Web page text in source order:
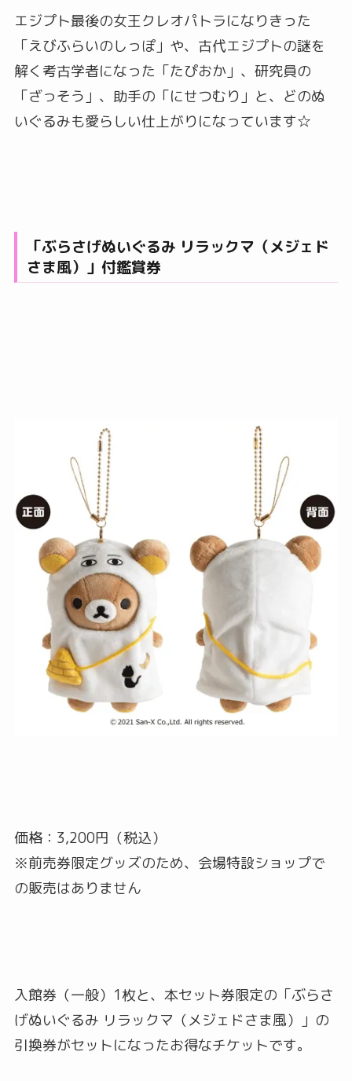
エジプト最後の女王クレオパトラになりきった
「えびふらいのしっぽ」や、古代エジプトの謎を
解く考古学者になった「たぴおか」、研究員の
「ざっそう」、助手の「にせつむり」と、どのぬ
いぐるみも愛らしい仕上がりになっています☆
「ぶらさげぬいぐるみ リラックマ（メジェド
さま風）」付鑑賞券
価格：3,200円（税込）
※前売券限定グッズのため、会場特設ショップで
の販売はありません
入館券（一般）1枚と、本セット券限定の「ぶらさ
げぬいぐるみ リラックマ（メジェドさま風）」の
引換券がセットになったお得なチケットです。